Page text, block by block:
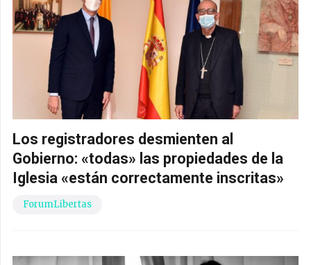
Los registradores desmienten al
Gobierno: «todas» las propiedades de la
Iglesia «están correctamente inscritas»
ForumLibertas